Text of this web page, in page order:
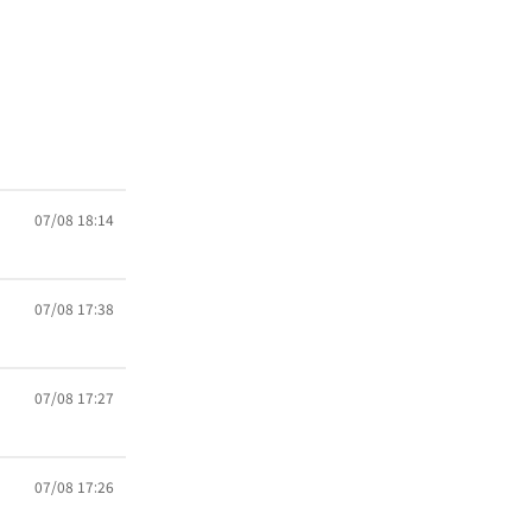
07/08 18:14
07/08 17:38
07/08 17:27
07/08 17:26